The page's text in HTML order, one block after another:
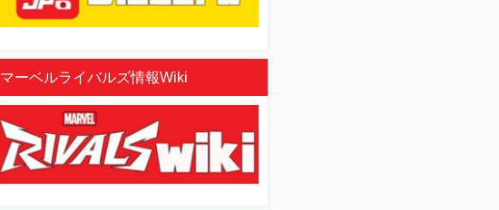
マーベルライバルズ情報Wiki